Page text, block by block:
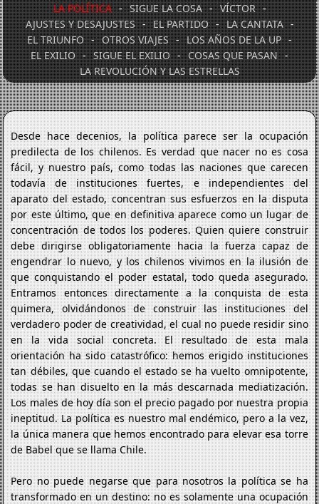
LA POLÍTICA - SIGUE LA COSA - VÍCTOR -
AJUSTES Y DESAJUSTES - EL PARTIDO - LA CANTATA -
EL TRIUNFO - OTROS VIAJES - LOS AÑOS DE LA UP -
EL EXILIO - SIGUE EL EXILIO - COSAS QUE PASAN -
LA REVOLUCIÓN Y LAS ESTRELLAS
Desde hace decenios, la política parece ser la ocupación
predilecta de los chilenos. Es verdad que nacer no es cosa
fácil, y nuestro país, como todas las naciones que carecen
todavía de instituciones fuertes, e independientes del
aparato del estado, concentran sus esfuerzos en la disputa
por este último, que en definitiva aparece como un lugar de
concentración de todos los poderes. Quien quiere construir
debe dirigirse obligatoriamente hacia la fuerza capaz de
engendrar lo nuevo, y los chilenos vivimos en la ilusión de
que conquistando el poder estatal, todo queda asegurado.
Entramos entonces directamente a la conquista de esta
quimera, olvidándonos de construir las instituciones del
verdadero poder de creatividad, el cual no puede residir sino
en la vida social concreta. El resultado de esta mala
orientación ha sido catastrófico: hemos erigido instituciones
tan débiles, que cuando el estado se ha vuelto omnipotente,
todas se han disuelto en la más descarnada mediatización.
Los males de hoy día son el precio pagado por nuestra propia
ineptitud. La política es nuestro mal endémico, pero a la vez,
la única manera que hemos encontrado para elevar esa torre
de Babel que se llama Chile.
Pero no puede negarse que para nosotros la política se ha
transformado en un destino: no es solamente una ocupación